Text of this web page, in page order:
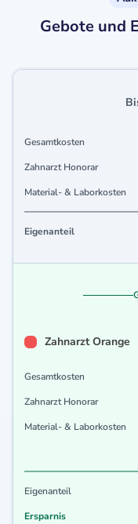
Gebote und
Gesamtkosten
Zahnarzt Honorar
Material- & Laborkosten
Eigenanteil
Zahnarzt Orange
Gesamtkosten
Zahnarzt Honorar
Material- & Laborkosten
Eigenanteil
Ersparnis